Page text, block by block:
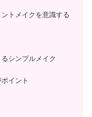
トメイクを意識する
シンプルメイク
イント